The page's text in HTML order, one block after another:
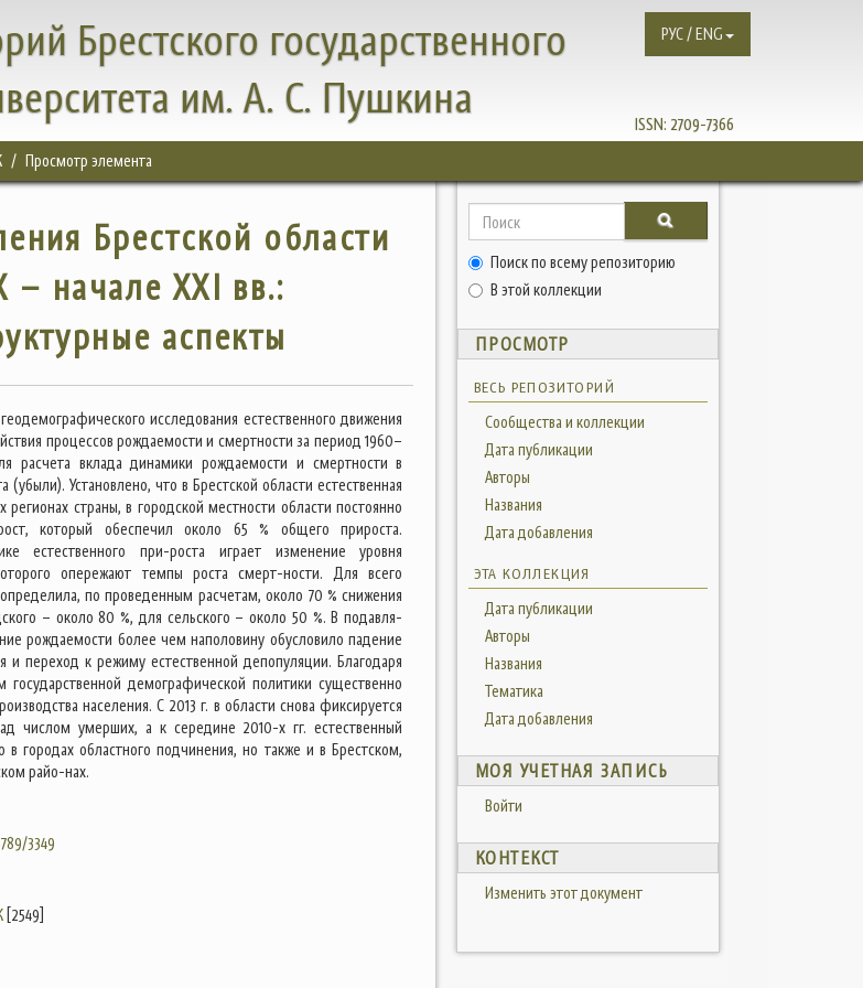
Брестского государственного
им. А. С. Пушкина
ISSN: 2709-7366
РУС / ENG
Просмотр элемента
Брестской области
– начале XXI вв.:
аспекты
исследования естественного движения
процессов рождаемости и смертности за период 1960–
расчета вклада динамики рождаемости и смертности в
Установлено, что в Брестской области естественная
страны, в городской местности области постоянно
который обеспечил около 65 % общего прироста.
естественного при-роста играет изменение уровня
опережают темпы роста смерт-ности. Для всего
по проведенным расчетам, около 70 % снижения
– около 80 %, для сельского – около 50 %. В подавля-
рождаемости более чем наполовину обусловило падение
и переход к режиму естественной депопуляции. Благодаря
демографической политики существенно
населения. С 2013 г. в области снова фиксируется
числом умерших, а к середине 2010-х гг. естественный
в городах областного подчинения, но также и в Брестском,
райо-нах.
3349
[2549]
Поиск по всему репозиторию
В этой коллекции
ПРОСМОТР
ВЕСЬ РЕПОЗИТОРИЙ
Сообщества и коллекции
Дата публикации
Авторы
Названия
Дата добавления
ЭТА КОЛЛЕКЦИЯ
Дата публикации
Авторы
Названия
Тематика
Дата добавления
МОЯ УЧЕТНАЯ ЗАПИСЬ
Войти
КОНТЕКСТ
Изменить этот документ